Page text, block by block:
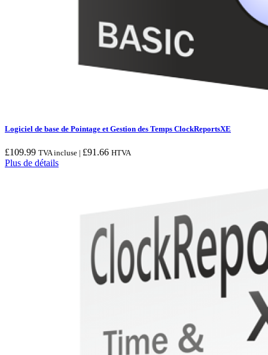
Logiciel de base de Pointage et Gestion des Temps ClockReportsXE
£109.99 TVA incluse | £91.66 HTVA
Plus de détails